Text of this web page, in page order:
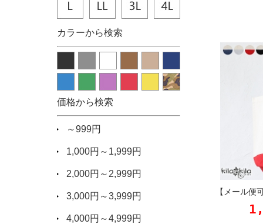
カラーから検索
価格から検索
～999円
1,000円～1,999円
2,000円～2,999円
3,000円～3,999円
4,000円～4,999円
【メール便